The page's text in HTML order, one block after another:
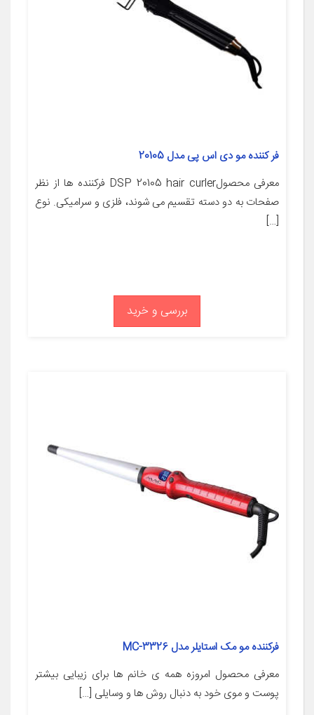
فر کننده مو دی اس پی مدل 20105
معرفی محصولDSP 20105 hair curler فرکننده ها از نظر
صفحات به دو دسته تقسیم می شوند، فلزی و سرامیکی. نوع
[…]
بررسی و خرید
فرکننده مو مک استایلر مدل MC-3326
معرفی محصول امروزه همه ی خانم ها برای زیبایی بیشتر
پوست و موی خود به دنبال روش ها و وسایلی […]